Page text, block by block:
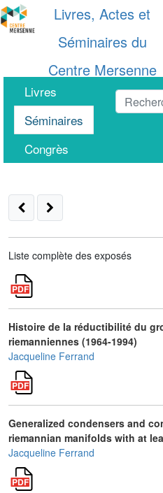
Livres, Actes et
Séminaires du
Centre Mersenne
Livres
Séminaires
Congrès
Liste complète des exposés
Histoire de la réductibilité du
riemanniennes (1964-1994)
Jacqueline Ferrand
Generalized condensers and
riemannian manifolds with at
Jacqueline Ferrand